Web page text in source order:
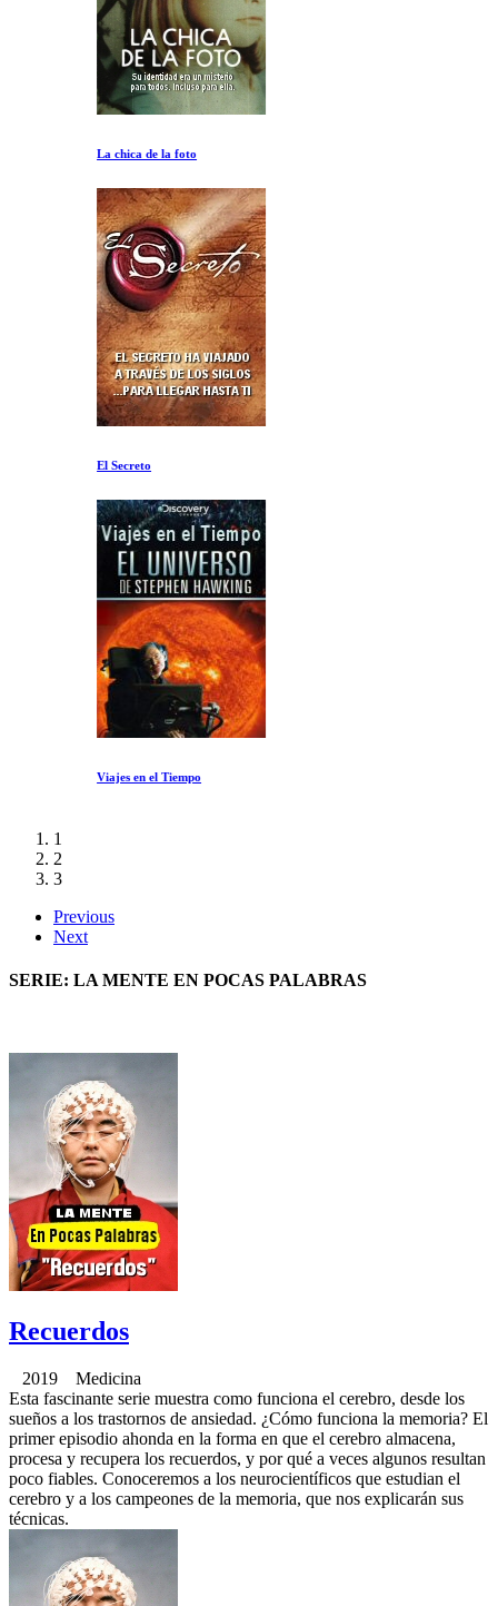
La chica de la foto
El Secreto
Viajes en el Tiempo
1
2
3
Previous
Next
SERIE: LA MENTE EN POCAS PALABRAS
Recuerdos
2019 Medicina
Esta fascinante serie muestra como funciona el cerebro, desde los
sueños a los trastornos de ansiedad. ¿Cómo funciona la memoria? El
primer episodio ahonda en la forma en que el cerebro almacena,
procesa y recupera los recuerdos, y por qué a veces algunos resultan
poco fiables. Conoceremos a los neurocientíficos que estudian el
cerebro y a los campeones de la memoria, que nos explicarán sus
técnicas.